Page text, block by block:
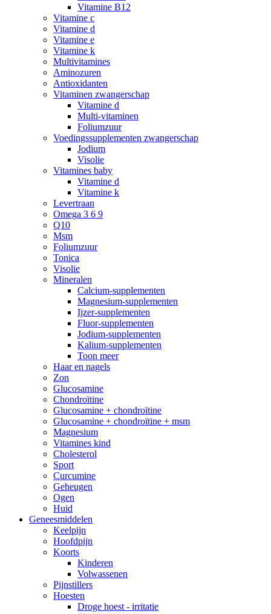
Vitamine B12
Vitamine c
Vitamine d
Vitamine e
Vitamine k
Multivitamines
Aminozuren
Antioxidanten
Vitaminen zwangerschap
Vitamine d
Multi-vitaminen
Foliumzuur
Voedingssupplementen zwangerschap
Jodium
Visolie
Vitamines baby
Vitamine d
Vitamine k
Levertraan
Omega 3 6 9
Q10
Msm
Foliumzuur
Tonica
Visolie
Mineralen
Calcium-supplementen
Magnesium-supplementen
Ijzer-supplementen
Fluor-supplementen
Jodium-supplementen
Kalium-supplementen
Toon meer
Haar en nagels
Zon
Glucosamine
Chondroïtine
Glucosamine + chondroïtine
Glucosamine + chondroïtine + msm
Magnesium
Vitamines kind
Cholesterol
Sport
Curcumine
Geheugen
Ogen
Huid
Geneesmiddelen
Keelpijn
Hoofdpijn
Koorts
Kinderen
Volwassenen
Pijnstillers
Hoesten
Droge hoest - irritatie